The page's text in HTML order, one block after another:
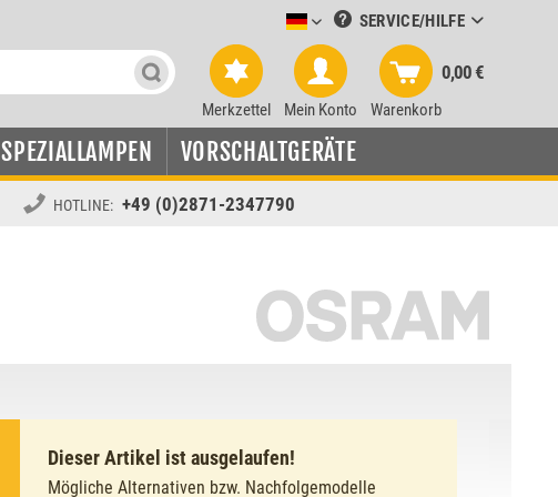
Leuchtmittel-Verkauf deutsch
SERVICE/HILFE
Merkzettel Mein Konto Warenkorb
0,00 €
SPEZIALLAMPEN VORSCHALTGERÄTE
HOTLINE: +49 (0)2871-2347790
Dieser Artikel ist ausgelaufen!
Mögliche Alternativen bzw. Nachfolgemodelle